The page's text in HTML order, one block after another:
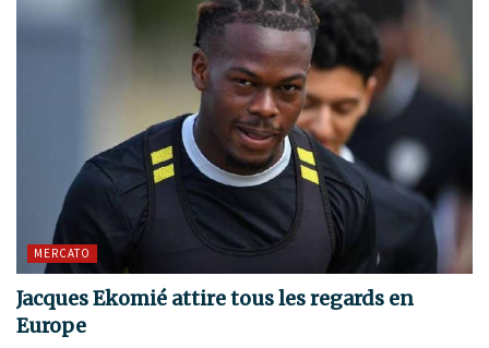
MERCATO
Jacques Ekomié attire tous les regards en
Europe